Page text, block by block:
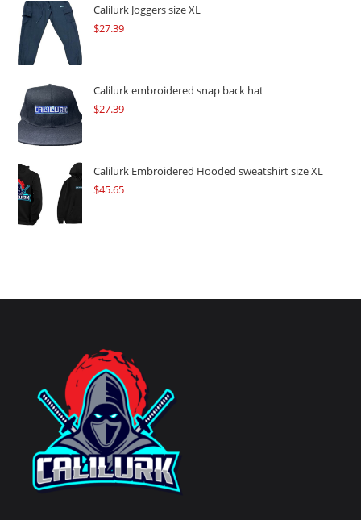
$109.57.$82.17.
Calilurk Joggers size XL
$27.39
Calilurk embroidered snap back hat
$27.39
Calilurk Embroidered Hooded sweatshirt size XL
$45.65